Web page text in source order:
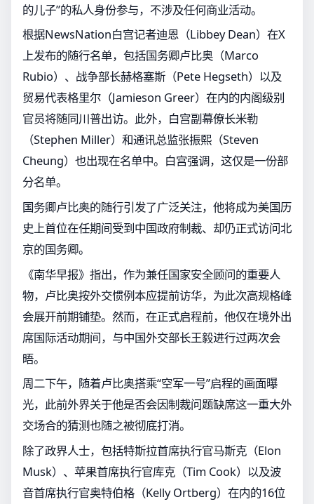
的儿子”的私人身份参与，不涉及任何商业活动。
根据NewsNation白宫记者迪恩（Libbey Dean）在X
上发布的随行名单，包括国务卿卢比奥（Marco
Rubio）、战争部长赫格塞斯（Pete Hegseth）以及
贸易代表格里尔（Jamieson Greer）在内的内阁级别
官员将随同川普出访。此外，白宫副幕僚长米勒
（Stephen Miller）和通讯总监张振熙（Steven
Cheung）也出现在名单中。白宫强调，这仅是一份部
分名单。
国务卿卢比奥的随行引发了广泛关注，他将成为美国历
史上首位在任期间受到中国政府制裁、却仍正式访问北
京的国务卿。
《南华早报》指出，作为兼任国家安全顾问的重要人
物，卢比奥按外交惯例本应提前访华，为此次高规格峰
会展开前期铺垫。然而，在正式启程前，他仅在境外出
席国际活动期间，与中国外交部长王毅进行过两次会
晤。
周二下午，随着卢比奥搭乘“空军一号”启程的画面曝
光，此前外界关于他是否会因制裁问题缺席这一重大外
交场合的猜测也随之被彻底打消。
除了政界人士，包括特斯拉首席执行官马斯克（Elon
Musk）、苹果首席执行官库克（Tim Cook）以及波
音首席执行官奥特伯格（Kelly Ortberg）在内的16位